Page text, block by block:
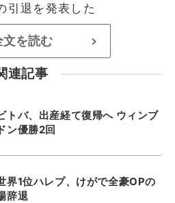
引退を発表した
文を読む >
連記事
トバ、出産経て復帰へ ウィンブ
ン優勝2回
界1位ハレプ、けがで全豪OPの
辞退